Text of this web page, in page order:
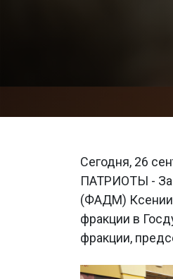
Сегодня, 26
ПАТРИОТЫ - За
(ФАДМ) Ксении
фракции в
фракции,